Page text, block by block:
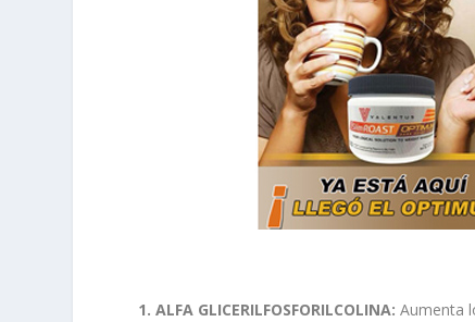
1. ALFA GLICERILFOSFORILCOLINA: Aumenta